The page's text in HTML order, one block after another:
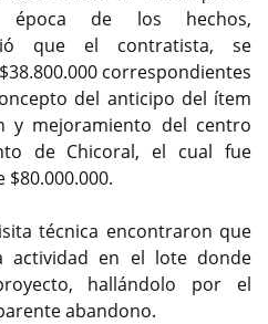
época de los hechos,
que el contratista, se
correspondientes
del anticipo del ítem
y mejoramiento del centro
de Chicoral, el cual fue
técnica encontraron que
actividad en el lote donde
hallándolo por el
abandono.